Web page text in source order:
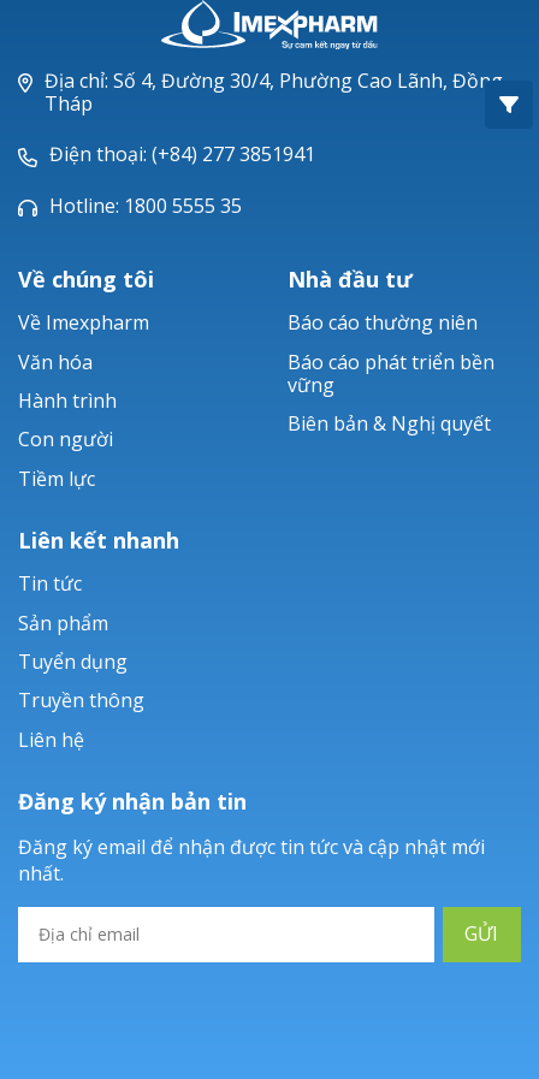
Piperacillin
Ticarlinat®
Zobacta®
Bacsulfo®
Địa chỉ: Số 4, Đường 30/4, Phường Cao Lãnh, Đồng
Tháp
Điện thoại: (+84) 277 3851941
Hotline: 1800 5555 35
Về chúng tôi
Về Imexpharm
Văn hóa
Hành trình
Con người
Tiềm lực
Nhà đầu tư
Báo cáo thường niên
Báo cáo phát triển bền
vững
Biên bản & Nghị quyết
Liên kết nhanh
Tin tức
Sản phẩm
Tuyển dụng
Truyền thông
Liên hệ
Đăng ký nhận bản tin
Đăng ký email để nhận được tin tức và cập nhật mới
nhất.
GỬI